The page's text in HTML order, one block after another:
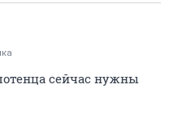
сейчас нужны